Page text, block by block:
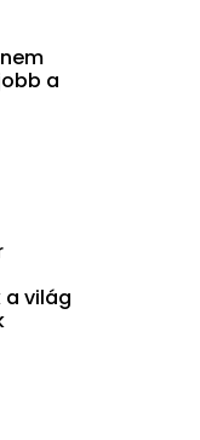
a
világ